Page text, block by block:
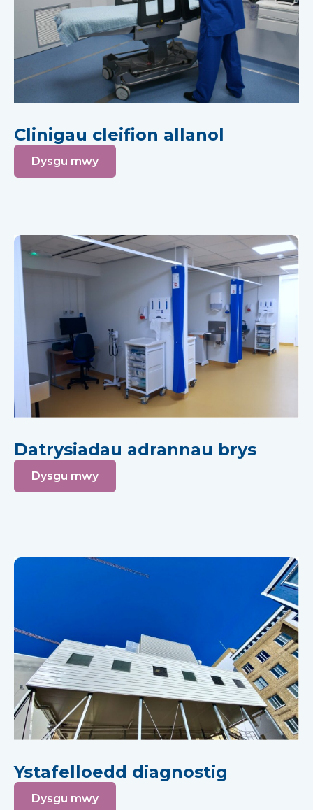
Clinigau cleifion allanol
Dysgu mwy
Datrysiadau adrannau brys
Dysgu mwy
Ystafelloedd diagnostig
Dysgu mwy